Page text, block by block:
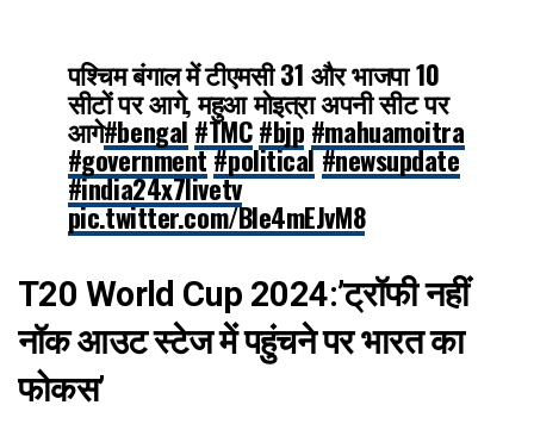
पश्चिम बंगाल में टीएमसी 31 और भाजपा 10
सीटों पर आगे, महुआ मोइत्रा अपनी सीट पर
आगे#bengal#TMC#bjp #mahuamoitra
#government#political#newsupdate
#india24x7livetv
pic.twitter.com/BIe4mEJvM8
— India 24×7 live Tv (@india24x7livetv)June 4, 2024
T20 World Cup 2024:’ट्रॉफी नहीं
नॉक आउट स्टेज में पहुंचने पर भारत का
फोकस’